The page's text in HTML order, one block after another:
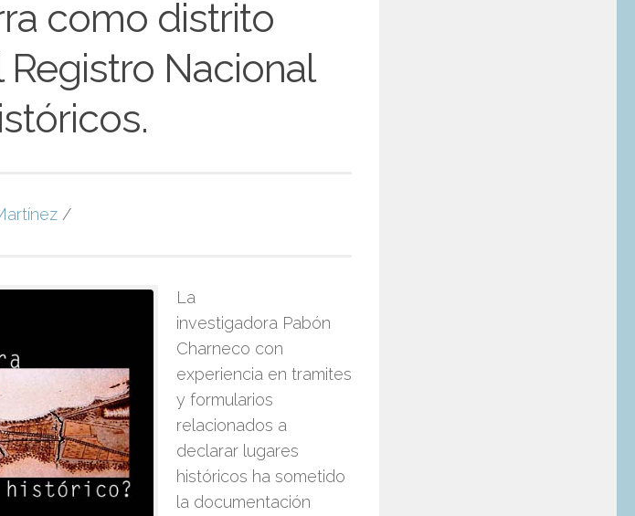
como distrito
Nacional
/
La
investigadora Pabón
Charneco con
experiencia en tramites
y formularios
relacionados a
declarar lugares
históricos ha sometido
la documentación